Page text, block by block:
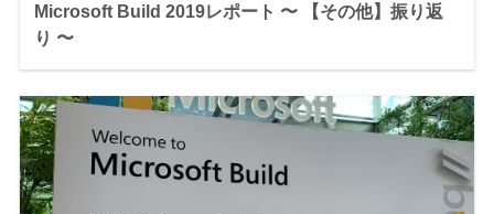
Microsoft Build 2019レポート 〜 【その他】振り返
り 〜